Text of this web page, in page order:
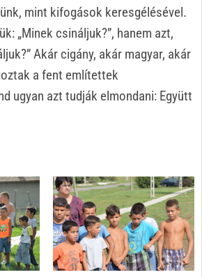
mint kifogások keresgélésével.
„Minek csináljuk?”, hanem azt,
Akár cigány, akár magyar, akár
a fent említettek
ugyan azt tudják elmondani: Együtt